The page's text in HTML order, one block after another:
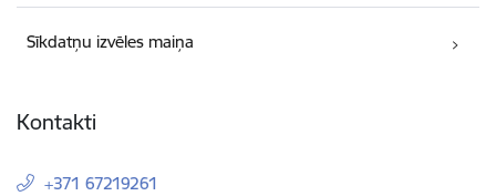
Sīkdatņu izvēles maiņa
Kontakti
+371 67219261